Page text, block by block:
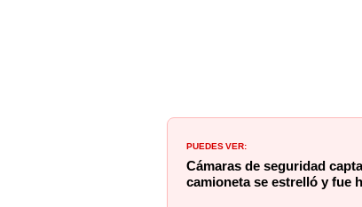
PUEDES VER:
Cámaras de seguridad
camioneta se estrelló y fue